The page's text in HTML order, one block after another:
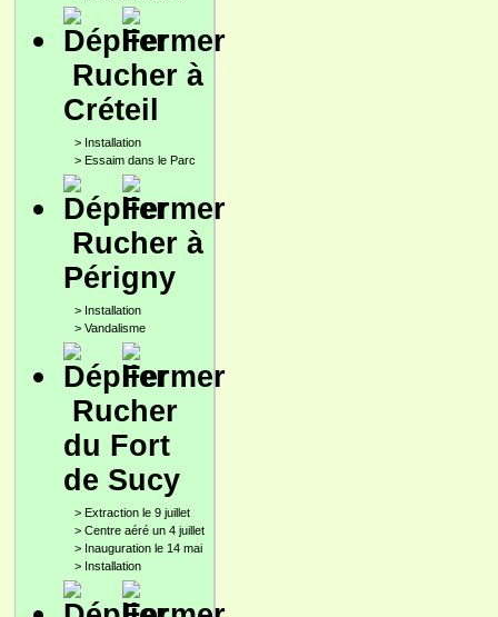
Rucher à
Créteil
> Installation
> Essaim dans le Parc
Rucher à
Périgny
> Installation
> Vandalisme
Rucher
du Fort
de Sucy
> Extraction le 9 juillet
> Centre aéré un 4 juillet
> Inauguration le 14 mai
> Installation